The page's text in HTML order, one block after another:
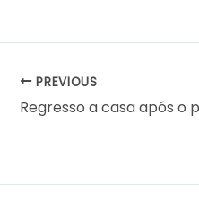
PREVIOUS
Regresso a casa após o